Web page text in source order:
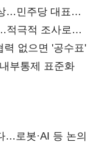
…민주당 대표로
적극적 조사로
없으면 '공수표'
부통제 표준화
…로봇·AI 등 논의